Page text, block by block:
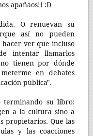
apañaos!! :D
O renuevan su
así no pueden
hacer ver que incluso
intentar llamarlos
tienen por dónde
en debates
pública".
terminando su libro:
a la cultura sino a
propietarios. Que las
y las coacciones